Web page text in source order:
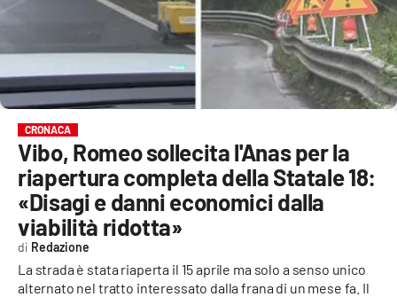
Streaming
LAC TV
LAC NETWORK
LAC ONAIR
LaC
Network
LACPLAY.IT
CRONACA
Vibo, Romeo sollecita l'Anas per la
riapertura completa della Statale 18:
«Disagi e danni economici dalla
viabilità ridotta»
La strada è stata riaperta il 15 aprile ma solo a senso unico
alternato nel tratto interessato dalla frana di un mese fa. Il
Redazione